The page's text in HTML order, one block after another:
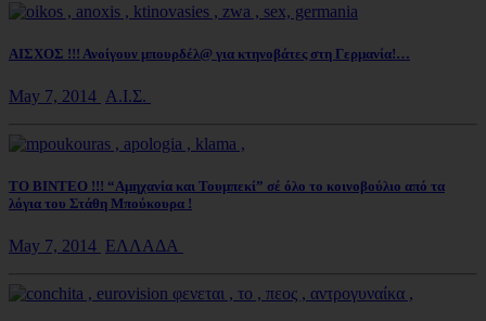
ΑΙΣΧΟΣ !!! Ανοίγουν μπουρδέλ@ για κτηνοβάτες στη Γερμανία!…
May 7, 2014 Α.Ι.Σ.
ΤΟ ΒΙΝΤΕΟ !!! “Αμηχανία και Τουμπεκί” σέ όλο το κοινοβούλιο από τα
λόγια του Στάθη Μπούκουρα !
May 7, 2014 ΕΛΛΑΔΑ